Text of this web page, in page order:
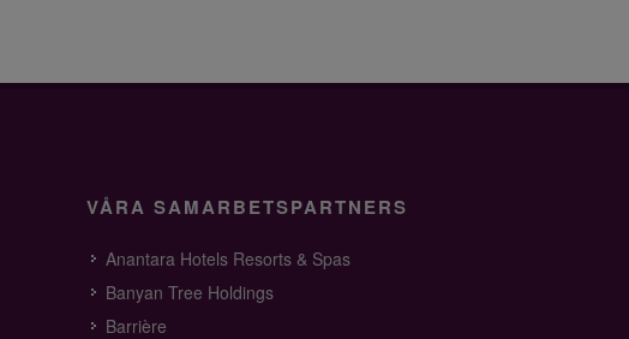
VÅRA SAMARBETSPARTNERS
Anantara Hotels Resorts & Spas
Banyan Tree Holdings
Barrière